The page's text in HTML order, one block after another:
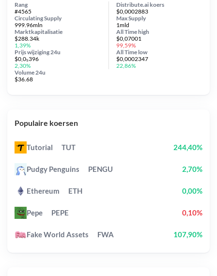
Distribute.ai koers
$0,0002883
Circulating Supply
999.96mln
Prijs wijziging 24u
$0,0₅396
2,30%
Max Supply
1mld
Marktkapitalisatie
$288.34k
1,39%
Volume 24u
$36.68
Rang
#4565
All Timehigh
$0,07001
99,59%
All Time low
$0,0002347
22,86%
Populaire koersen
Tutorial TUT 244,40%
Pudgy Penguins PENGU 2,70%
Ethereum ETH 0,00%
Pepe PEPE 0,10%
Fake World Assets FWA 107,90%